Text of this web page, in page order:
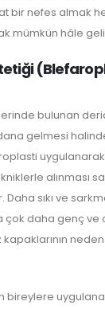
bir nefes almak
mümkün hâle
bulunan
gelmesi
alınması
Daha sıkı ve
çok daha genç ve
kapaklarının
bireylere